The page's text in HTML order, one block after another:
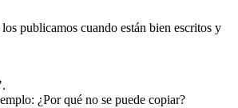
publicamos cuando están bien escritos y
¿Por qué no se puede copiar?